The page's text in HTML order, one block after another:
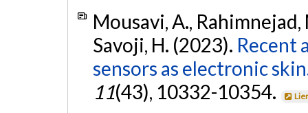
Mousavi, A.,
Savoji, H. (2023). Recent
sensors as electronic
11(43), 10332-10354.